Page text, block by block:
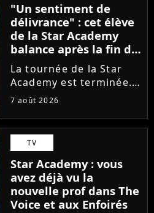
"Un sentiment de
délivrance" : cet élève
de la Star Academy
balance après la fin de
la tournée
La tournée de la Star
Academy est terminée.
L'occasion pour les
projets solos. En
parallèle, cet élève sort
du silence et se dit
soulagé de ne plus être
sur...
7 août 2026
TV
Star Academy : vous
avez déjà vu la
nouvelle prof dans The
Voice et aux Enfoirés